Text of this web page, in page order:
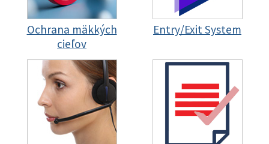
Ochrana mäkkých
cieľov
Entry/Exit System